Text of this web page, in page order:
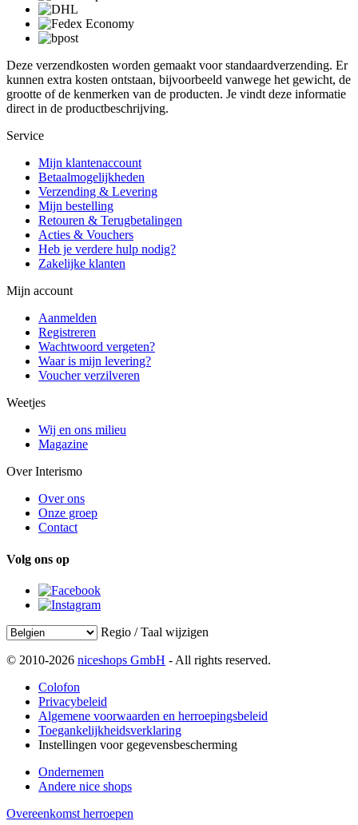
Deze verzendkosten worden gemaakt voor standaardverzending. Er
kunnen extra kosten ontstaan, bijvoorbeeld vanwege het gewicht, de
grootte of de kenmerken van de producten. Je vindt deze informatie
direct in de productbeschrijving.
Service
Mijn klantenaccount
Betaalmogelijkheden
Verzending & Levering
Mijn bestelling
Retouren & Terugbetalingen
Acties & Vouchers
Heb je verdere hulp nodig?
Zakelijke klanten
Mijn account
Aanmelden
Registreren
Wachtwoord vergeten?
Waar is mijn levering?
Voucher verzilveren
Weetjes
Wij en ons milieu
Magazine
Over Interismo
Over ons
Onze groep
Contact
Volg ons op
Regio / Taal wijzigen
© 2010-2026 niceshops GmbH - All rights reserved.
Colofon
Privacybeleid
Algemene voorwaarden en herroepingsbeleid
Toegankelijkheidsverklaring
Instellingen voor gegevensbescherming
Ondernemen
Andere nice shops
Overeenkomst herroepen